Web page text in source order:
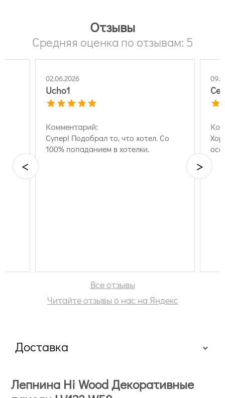
Отзывы
Средняя оценка по отзывам: 5
02.06.2026
Ucho1
Комментарий:
Супер! Подобрал то, что хотел. Со
100% попаданием в хотелки.
< >
Все отзывы
Читайте отзывы о нас на Яндекс
Доставка
Лепнина Hi Wood Декоративные